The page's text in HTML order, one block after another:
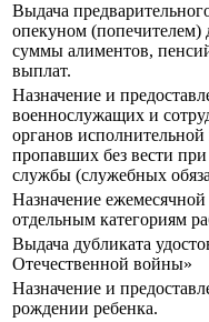
Выдача
опекуном (попечителем)
суммы алиментов,
выплат.
Назначение и
военнослужащих и
органов
пропавших без вести
службы (служебных
Назначение
отдельным категориям
Выдача дубликата
Отечественной войны»
Назначение и
рождении ребенка.